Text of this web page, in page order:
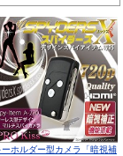
ーホルダー型カメラ「暗視補